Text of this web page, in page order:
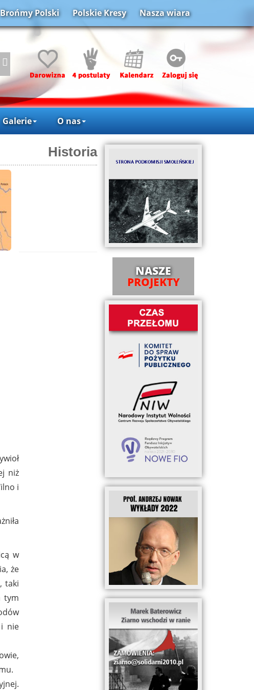
Brońmy Polski Polskie Kresy Nasza wiara
Galerie O nas
Historia
niż
i
w
że
taki
tym
nie
NASZE
PROJEKTY